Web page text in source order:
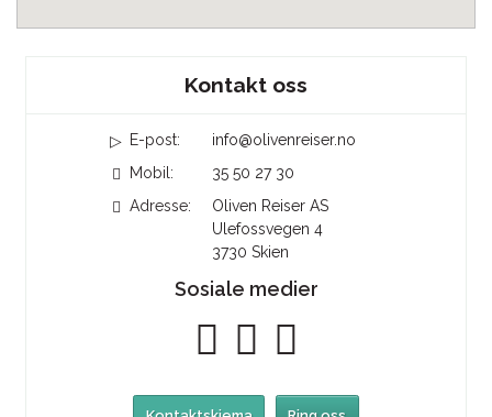
Sosiale medier
Kontakt oss
E-post:
info@olivenreiser.no
Mobil:
35 50 27 30
Adresse:
Oliven Reiser AS
Ulefossvegen 4
3730 Skien
Sosiale medier